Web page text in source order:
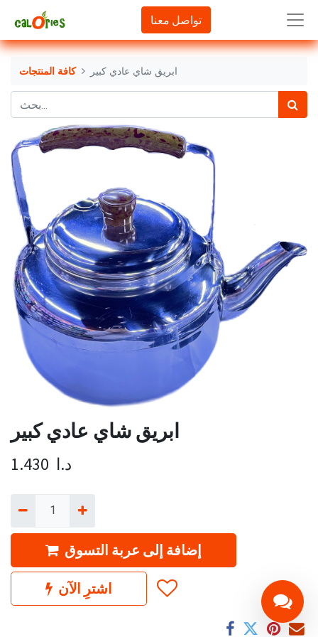
تواصل معنا
كافة المنتجات ابريق شاي عادي كبير
ابريق شاي عادي كبير
1.430 د.ا
إضافة إلى عربة التسوق
اشترِ الآن